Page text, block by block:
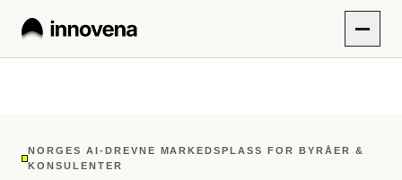
NORGES AI-DREVNE MARKEDSPLASS FOR BYRÅER &
KONSULENTER